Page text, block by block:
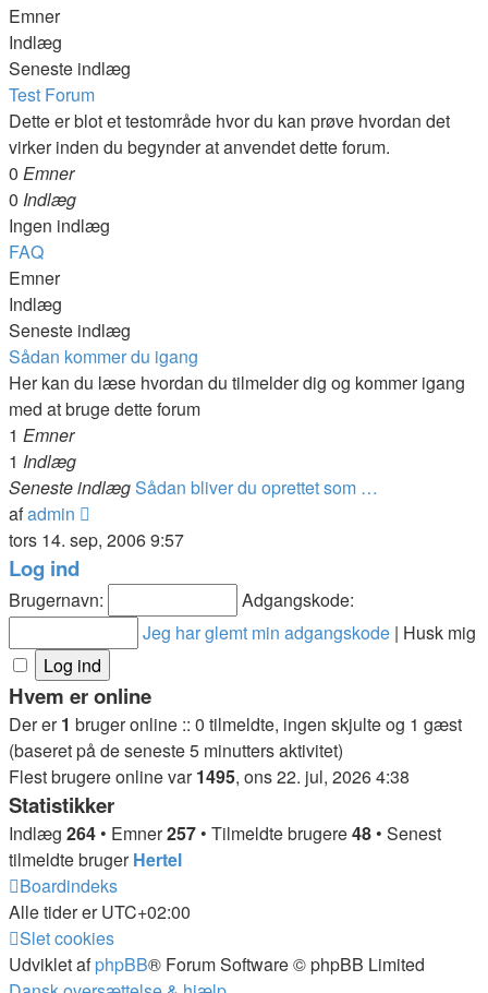
Emner
Indlæg
Seneste indlæg
Test Forum
Dette er blot et testområde hvor du kan prøve hvordan det
virker inden du begynder at anvendet dette forum.
0 Emner
0 Indlæg
Ingen indlæg
FAQ
Emner
Indlæg
Seneste indlæg
Sådan kommer du igang
Her kan du læse hvordan du tilmelder dig og kommer igang
med at bruge dette forum
1 Emner
1 Indlæg
Seneste indlægSådan bliver du oprettet som …
afadmin
det
indlæg
tors 14. sep, 2006 9:57
Log ind
Brugernavn:
Adgangskode:
Jeg har glemt min adgangskode | Husk mig
Hvem er online
Der er1 bruger online :: 0 tilmeldte, ingen skjulte og 1 gæst
(baseret på de seneste 5 minutters aktivitet)
Flest brugere online var1495, ons 22. jul, 2026 4:38
Statistikker
Indlæg 264 • Emner257 • Tilmeldte brugere48 • Senest
tilmeldte brugerHertel
Boardindeks
Alle tider erUTC+02:00
Slet cookies
Udviklet afphpBB® Forum Software © phpBB Limited